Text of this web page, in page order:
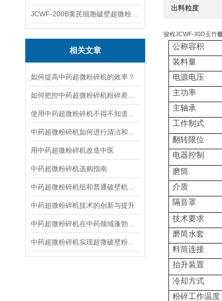
相关文章
如何提高中药超微粉碎机的效率？
用中药超微粉碎机改造中医
中药超微粉碎机选购指南
中药超微粉碎机技术的创新与提升
出料粒度
骏程JCWF-30D玉竹
公称容积
装料量
电源电压
主功率
主轴承
工作制式
翻转限位
电器控制
磨筒
介质
隔音罩
技术要求
磨筒水套
料筒连接
抬升装置
冷却方式
粉碎工作温度